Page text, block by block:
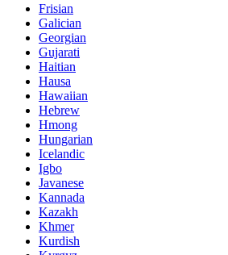
Frisian
Galician
Georgian
Gujarati
Haitian
Hausa
Hawaiian
Hebrew
Hmong
Hungarian
Icelandic
Igbo
Javanese
Kannada
Kazakh
Khmer
Kurdish